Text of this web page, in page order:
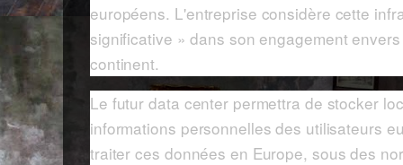
européens. L'entreprise considère cette
significative » dans son engagement
continent.
Le futur data center permettra de stocker
informations personnelles des utilisateurs
traiter ces données en Europe, sous des